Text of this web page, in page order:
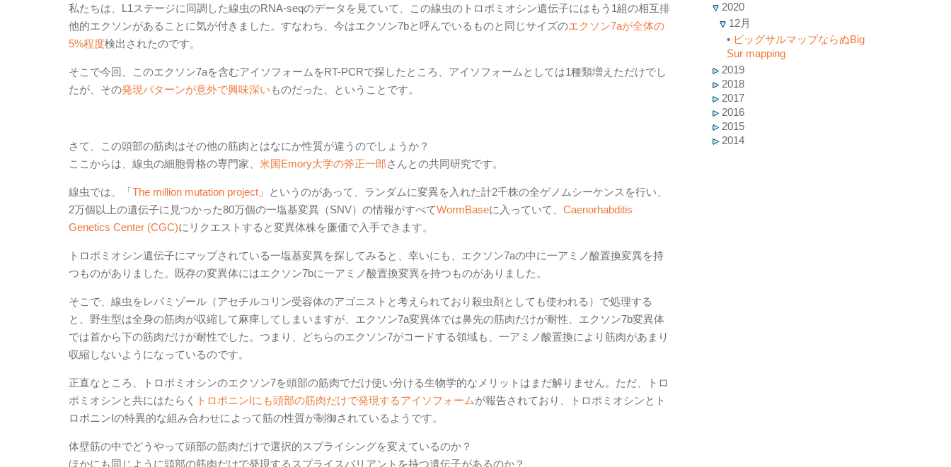
私たちは、L1ステージに同調した線虫のRNA-seqのデータを見ていて、この線虫のトロポミオシン遺伝子にはもう1組の相互排
他的エクソンがあることに気が付きました。すなわち、今はエクソン7bと呼んでいるものと同じサイズのエクソン7aが全体の
5%程度検出されたのです。
そこで今回、このエクソン7aを含むアイソフォームをRT-PCRで探したところ、アイソフォームとしては1種類増えただけでし
たが、その発現パターンが意外で興味深い ものだった、ということです。
さて、この頭部の筋肉はその他の筋肉とはなにか性質が違うのでしょうか？
ここからは、線虫の細胞骨格の専門家、 米国Emory大学の斧正一郎さんとの共同研究です。
線虫では、「The million mutation project 」というのがあって、ランダムに変異を入れた計2千株の全ゲノムシーケンスを行い、
2万個以上の遺伝子に見つかった80万個の一塩基変異（SNV）の情報がすべてWormBaseに入っていて、 Caenorhabditis
Genetics Center (CGC)にリクエストすると変異体株を廉価で入手できます。
トロポミオシン遺伝子にマップされている一塩基変異を探してみると、幸いにも、エクソン7aの中に一アミノ酸置換変異を持
つものがありました。既存の変異体にはエクソン7bに一アミノ酸置換変異を持つものがありました。
そこで、線虫をレバミゾール（アセチルコリン受容体のアゴニストと考えられており殺虫剤としても使われる）で処理する
と、野生型は全身の筋肉が収縮して麻痺してしまいますが、エクソン7a変異体では鼻先の筋肉だけが耐性、エクソン7b変異体
では首から下の筋肉だけが耐性でした。つまり、どちらのエクソン7がコードする領域も、一アミノ酸置換により筋肉があまり
収縮しないようになっているのです。
正直なところ、トロポミオシンのエクソン7を頭部の筋肉でだけ使い分ける生物学的なメリットはまだ解りません。ただ、トロ
ポミオシンと共にはたらく トロポニンIにも頭部の筋肉だけで発現するアイソフォームが報告されており、トロポミオシンとト
ロポニンIの特異的な組み合わせによって筋の性質が制御されているようです。
体壁筋の中でどうやって頭部の筋肉だけで選択的スプライシングを変えているのか？
ほかにも同じように頭部の筋肉だけで発現するスプライスバリアントを持つ遺伝子があるのか？
2020
12月
• ビッグサルマップならぬBig
Sur mapping
2019
2018
2017
2016
2015
2014